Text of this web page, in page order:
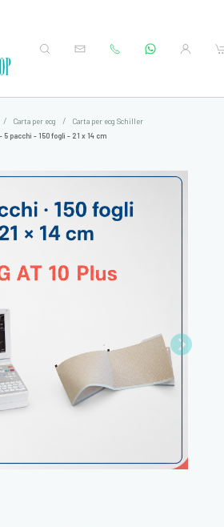
Carta per ecg
Carta per ecg Schiller
5 pacchi - 150 fogli - 21 x 14 cm